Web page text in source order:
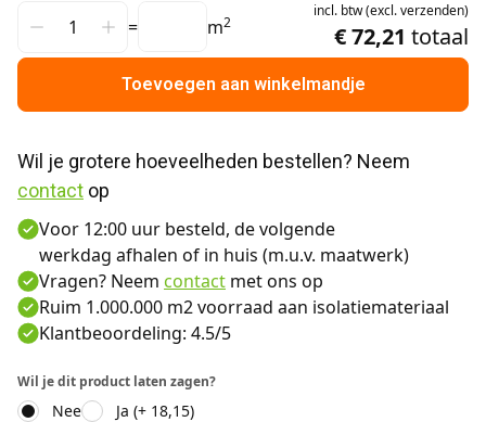
= m2
incl. btw(excl.verzenden)
€ 72,21 totaal
Toevoegen aan winkelmandje
contact op
Voor 12:00 uur besteld, de volgende
werkdag afhalen of in huis (m.u.v. maatwerk)
Vragen? Neem contact met ons op
Ruim 1.000.000 m2 voorraad aan isolatiemateriaal
Klantbeoordeling: 4.5/5
Wil je dit product laten zagen?
Nee Ja (+ 18,15)